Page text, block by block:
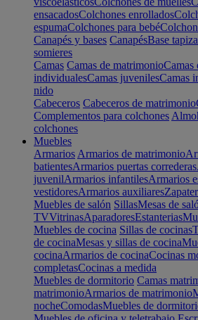
ensacadosColchones enrollados
espumaColchones para bebé
Canapés y bases CanapésBase
somieres
Camas Camas de matrimonioCamas
individualesCamas juvenilesCamas
nido
Cabeceros Cabeceros de matrimonio
Complementos para colchones
colchones
Muebles
Armarios Armarios de matrimonio
batientesArmarios puertas correderas
juvenilArmarios infantilesArmarios
vestidoresArmarios auxiliares
Muebles de salón SillasMesas de
TVVitrinasAparadoresEstanterias
Muebles de cocina Sillas de cocinas
de cocinaMesas y sillas de cocina
cocinaArmarios de cocinaCocinas
completasCocinas a medida
Muebles de dormitorio Camas
matrimonioArmarios de matrimonio
nocheComodasMuebles de